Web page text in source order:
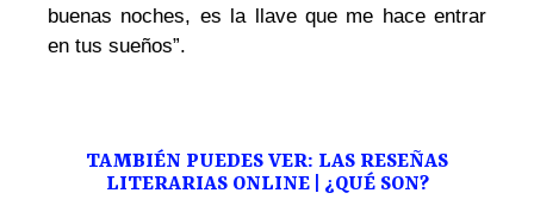
buenas noches, es la llave que me hace entrar
en tus sueños”.
TAMBIÉN PUEDES VER: LAS RESEÑAS
LITERARIAS ONLINE | ¿QUÉ SON?